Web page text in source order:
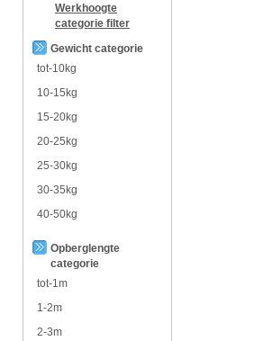
Werkhoogte
categorie filter
Gewicht categorie
tot-10kg
10-15kg
15-20kg
20-25kg
25-30kg
30-35kg
40-50kg
Opberglengte
categorie
tot-1m
1-2m
2-3m